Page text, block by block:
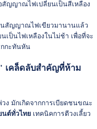
สัญญาณไฟเปลี่ยนเป็นสีเหลือง
นสัญญาณไฟเขียวมานานแล้ว
เป็นไฟเหลืองในไม่ช้า เพื่อที่จะ
กกะทันหัน
เคล็ดลับสำคัญที่ห้าม
ง มักเกิดจากการเบียดชนขณะ
นต์ทั่วไทยเทคนิคการตีวงเลี้ยว